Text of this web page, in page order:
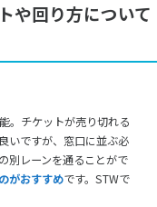
や回り方について
。チケットが売り切れる
いですが、窓口に並ぶ必
別レーンを通ることがで
がおすすめです。STWで